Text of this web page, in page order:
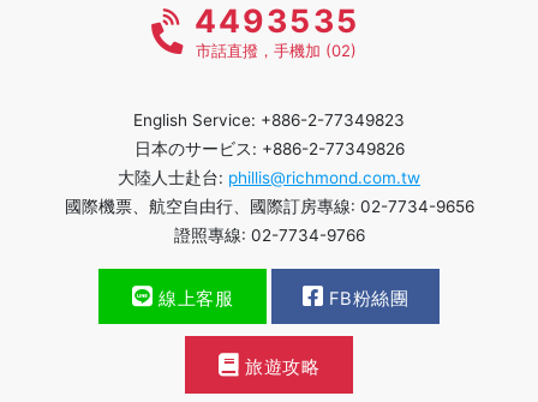
4493535
市話直撥，手機加 (02)
English Service: +886-2-77349823
日本のサービス: +886-2-77349826
大陸人士赴台: phillis@richmond.com.tw
國際機票、航空自由行、國際訂房專線: 02-7734-9656
證照專線: 02-7734-9766
線上客服 FB粉絲團
旅遊攻略